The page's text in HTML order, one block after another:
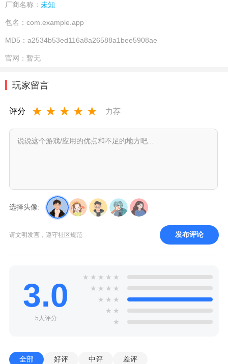
厂商名称： 未知
包名： com.example.app
MD5： a2534b53ed116a8a26588a1bee5908ae
官网： 暂无
玩家留言
评分 ★ ★ ★ ★ ★ 力荐
选择头像:
请文明发言，遵守社区规范 发布评论
3.0
5人评分
★ ★ ★ ★ ★
★ ★ ★ ★
★ ★ ★
★ ★
★
全部 好评 中评 差评